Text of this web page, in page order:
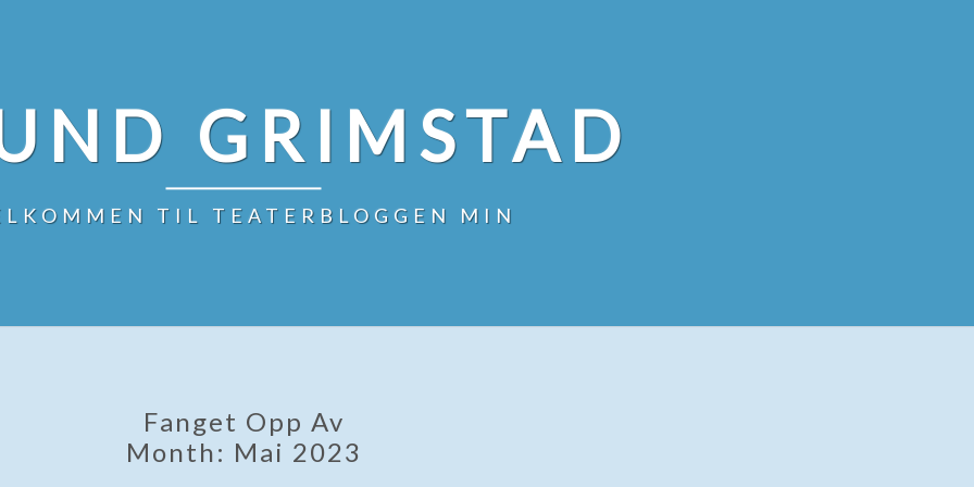
GRIMSTAD
TIL TEATERBLOGGEN MIN
Fanget Opp Av
Month: Mai 2023